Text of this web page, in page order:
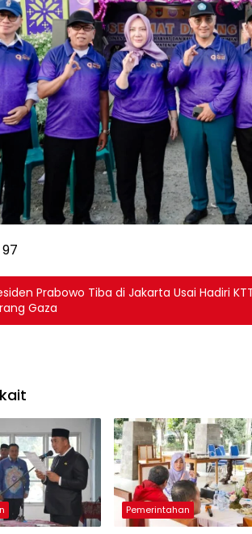
97
Prabowo Tiba di Jakarta Usai Hadiri
Gaza
Pemerintahan